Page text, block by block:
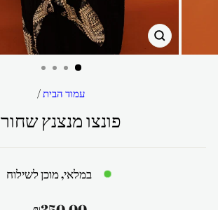
סגור
עמוד הבית/
פונצו מנצנץ שחור
במלאי, מוכן לשילוח